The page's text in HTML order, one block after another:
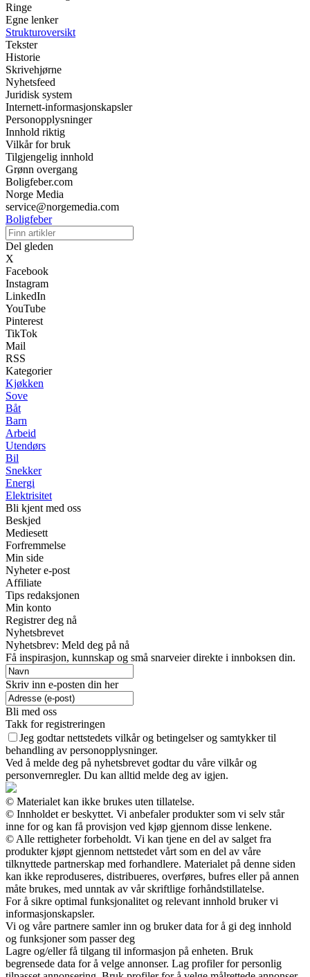
Ringe
Egne lenker
Strukturoversikt
Tekster
Historie
Skrivehjørne
Nyhetsfeed
Juridisk system
Internett-informasjonskapsler
Personopplysninger
Innhold riktig
Vilkår for bruk
Tilgjengelig innhold
Grønn overgang
Boligfeber.com
Norge Media
service@norgemedia.com
Boligfeber
Del gleden
X
Facebook
Instagram
LinkedIn
YouTube
Pinterest
TikTok
Mail
RSS
Kategorier
Kjøkken
Sove
Båt
Barn
Arbeid
Utendørs
Bil
Snekker
Energi
Elektrisitet
Bli kjent med oss
Beskjed
Mediesett
Forfremmelse
Min side
Nyheter e-post
Affiliate
Tips redaksjonen
Min konto
Registrer deg nå
Nyhetsbrevet
Nyhetsbrev: Meld deg på nå
Få inspirasjon, kunnskap og små snarveier direkte i innboksen din.
Skriv inn e-posten din her
Bli med oss
Takk for registreringen
Jeg godtar nettstedets vilkår og betingelser og samtykker til
behandling av personopplysninger.
Ved å melde deg på nyhetsbrevet godtar du våre vilkår og
personvernregler. Du kan alltid melde deg av igjen.
© Materialet kan ikke brukes uten tillatelse.
© Innholdet er beskyttet. Vi anbefaler produkter som vi selv står
inne for og kan få provisjon ved kjøp gjennom disse lenkene.
© Alle rettigheter forbeholdt. Vi kan tjene en del av salget fra
produkter kjøpt gjennom nettstedet vårt som en del av våre
tilknyttede partnerskap med forhandlere. Materialet på denne siden
kan ikke reproduseres, distribueres, overføres, bufres eller på annen
måte brukes, med unntak av vår skriftlige forhåndstillatelse.
For å sikre optimal funksjonalitet og relevant innhold bruker vi
informasjonskapsler.
Vi og våre partnere samler inn og bruker data for å gi deg innhold
og funksjoner som passer deg
Lagre og/eller få tilgang til informasjon på enheten. Bruk
begrensede data for å velge annonser. Lag profiler for personlig